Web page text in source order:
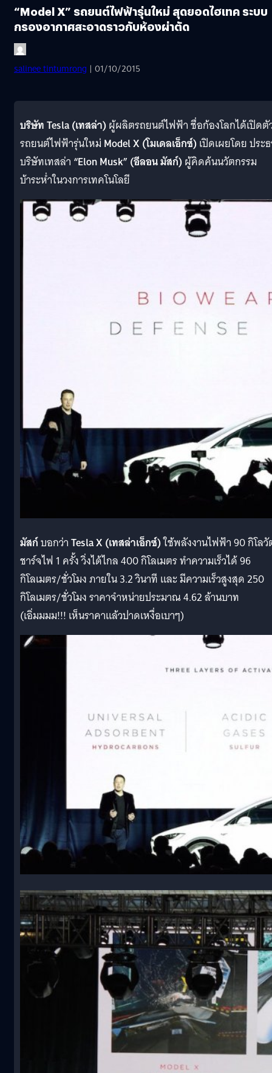
“Model X” รถยนต์ไฟฟ้ารุ่นใหม่ สุดยอดไฮเทค ระบบ
กรองอากาศสะอาดราวกับห้องผ่าตัด
salinee tintumrong | 01/10/2015
บริษัทTesla (เทสล่า)ผู้ผลิตรถยนต์ไฟฟ้า ชื่อก้องโลกได้เปิดตั
รถยนต์ไฟฟ้ารุ่นใหม่ Model X (โมเดลเอ็กซ์)เปิดเผยโดย ประ
บริษัทเทสล่า “Elon Musk” (อีลอน มัสก์)ผู้คิดค้นนวัตกรรม
บ้าระห่ำในวงการเทคโนโลยี
มัสก์บอกว่าTesla X (เทสล่าเอ็กซ์)ใช้พลังงานไฟฟ้า90กิโล
ชาร์จไฟ1 ครั้ง วิ่งได้ไกล400กิโลเมตร ทำความเร็วได้96
กิโลเมตร/ชั่วโมง ภายใน3.2วินาที และ มีความเร็วสูงสุด 250
กิโลเมตร/ชั่วโมง ราคาจำหน่ายประมาณ4.62ล้านบาท
(เอิ่มมมม!!! เห็นราคาแล้วปาดเหงื่อเบาๆ)